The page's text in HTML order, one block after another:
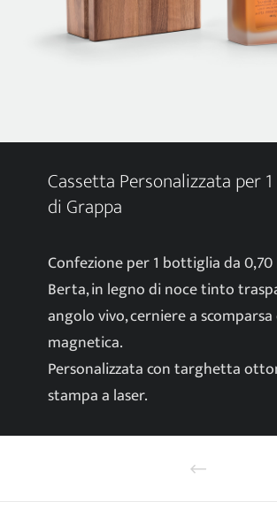
Cassetta Personalizzata per
di Grappa
Confezione per 1 bottiglia da
Berta, in legno di noce tinto
angolo vivo, cerniere a
magnetica.
Personalizzata con targhetta
stampa a laser.